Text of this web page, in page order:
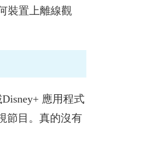
裝置上離線觀
應用程式
節目。真的沒有